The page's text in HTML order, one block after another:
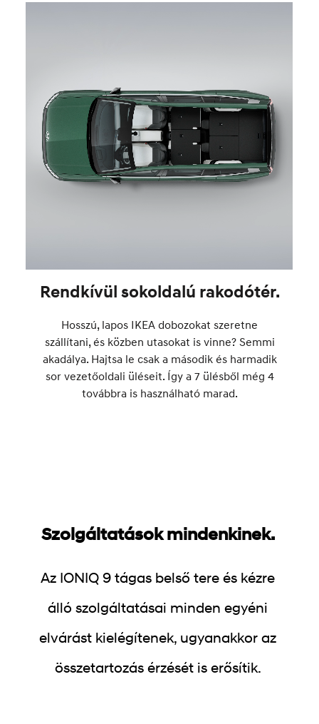
Rendkívül sokoldalú rakodótér.
Hosszú, lapos IKEA dobozokat szeretne
szállítani, és közben utasokat is vinne? Semmi
akadálya. Hajtsa le csak a második és harmadik
sor vezetőoldali üléseit. Így a 7 ülésből még 4
továbbra is használható marad.
Szolgáltatások mindenkinek.
Az IONIQ 9 tágas belső tere és kézre
álló szolgáltatásai minden egyéni
elvárást kielégítenek, ugyanakkor az
összetartozás érzését is erősítik.